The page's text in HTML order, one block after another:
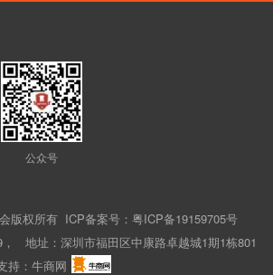
公众号
版权所有 ICP备案号：粤ICP备19159705号
地址：深圳市福田区中康路卓越城1期1栋801
持：牛商网